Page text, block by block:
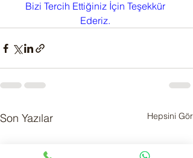
Bizi Tercih Ettiğiniz İçin Teşekkür
Ederiz.
Son Yazılar Hepsini Gör